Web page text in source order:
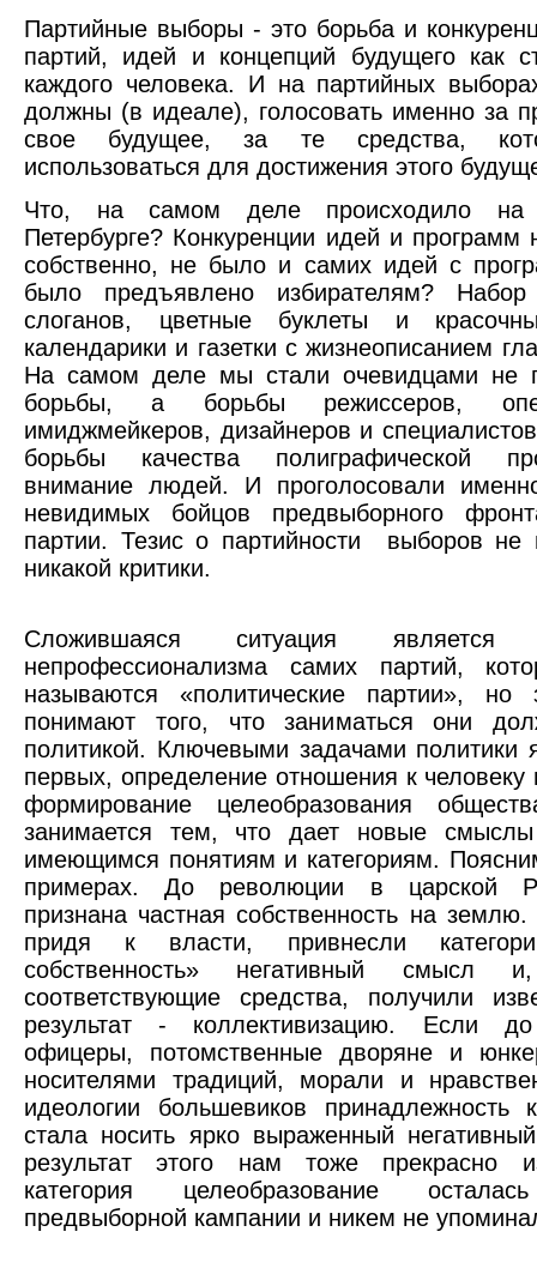
Партийные выборы - это борьба и
партий, идей и концепций будущего как
каждого человека. И на партийных
должны (в идеале), голосовать именно за
свое будущее, за те средства,
использоваться для достижения этого
Что, на самом деле происходило
Петербурге? Конкуренции идей и программ
собственно, не было и самих идей с
было предъявлено избирателям?
слоганов, цветные буклеты и
календарики и газетки с жизнеописанием
На самом деле мы стали очевидцами не
борьбы, а борьбы режиссеров,
имиджмейкеров, дизайнеров и
борьбы качества полиграфической
внимание людей. И проголосовали
невидимых бойцов предвыборного
партии. Тезис о партийности выборов не
никакой критики.
Сложившаяся ситуация является
непрофессионализма самих партий,
называются «политические партии», но
понимают того, что заниматься они
политикой. Ключевыми задачами политики
первых, определение отношения к человеку
формирование целеобразования
занимается тем, что дает новые
имеющимся понятиям и категориям.
примерах. До революции в царской
признана частная собственность на
придя к власти, привнесли
собственность» негативный смысл
соответствующие средства, получили
результат - коллективизацию. Если
офицеры, потомственные дворяне и
носителями традиций, морали и
идеологии большевиков принадлежность
стала носить ярко выраженный
результат этого нам тоже прекрасно
категория целеобразование
предвыборной кампании и никем не